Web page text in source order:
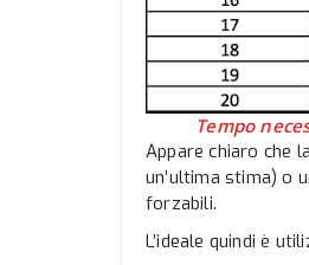
Tempo
Appare chiaro che
un’ultima stima) o
forzabili.
L’ideale quindi è